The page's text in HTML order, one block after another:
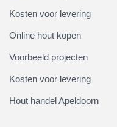
Kosten voor levering
Online hout kopen
Voorbeeld projecten
Kosten voor levering
Hout handel Apeldoorn